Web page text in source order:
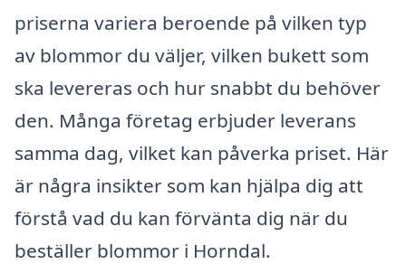
priserna variera beroende på vilken typ
av blommor du väljer, vilken bukett som
ska levereras och hur snabbt du behöver
den. Många företag erbjuder leverans
samma dag, vilket kan påverka priset. Här
är några insikter som kan hjälpa dig att
förstå vad du kan förvänta dig när du
beställer blommor i Horndal.